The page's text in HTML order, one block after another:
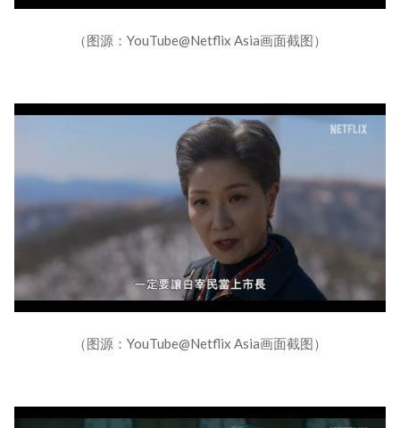
（图源：YouTube@Netflix Asia画面截图）
（图源：YouTube@Netflix Asia画面截图）